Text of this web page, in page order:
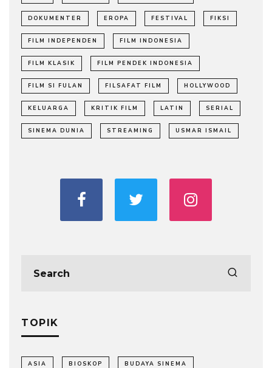
DOKUMENTER EROPA FESTIVAL FIKSI
FILM INDEPENDEN FILM INDONESIA
FILM KLASIK FILM PENDEK INDONESIA
FILM SI FULAN FILSAFAT FILM HOLLYWOOD
KELUARGA KRITIK FILM LATIN SERIAL
SINEMA DUNIA STREAMING USMAR ISMAIL
TOPIK
ASIA BIOSKOP BUDAYA SINEMA